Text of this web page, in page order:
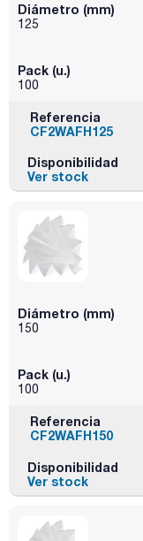
Diámetro (mm)
125
Pack (u.)
100
Referencia
CF2WAFH125
Disponibilidad
Ver stock
Diámetro (mm)
150
Pack (u.)
100
Referencia
CF2WAFH150
Disponibilidad
Ver stock